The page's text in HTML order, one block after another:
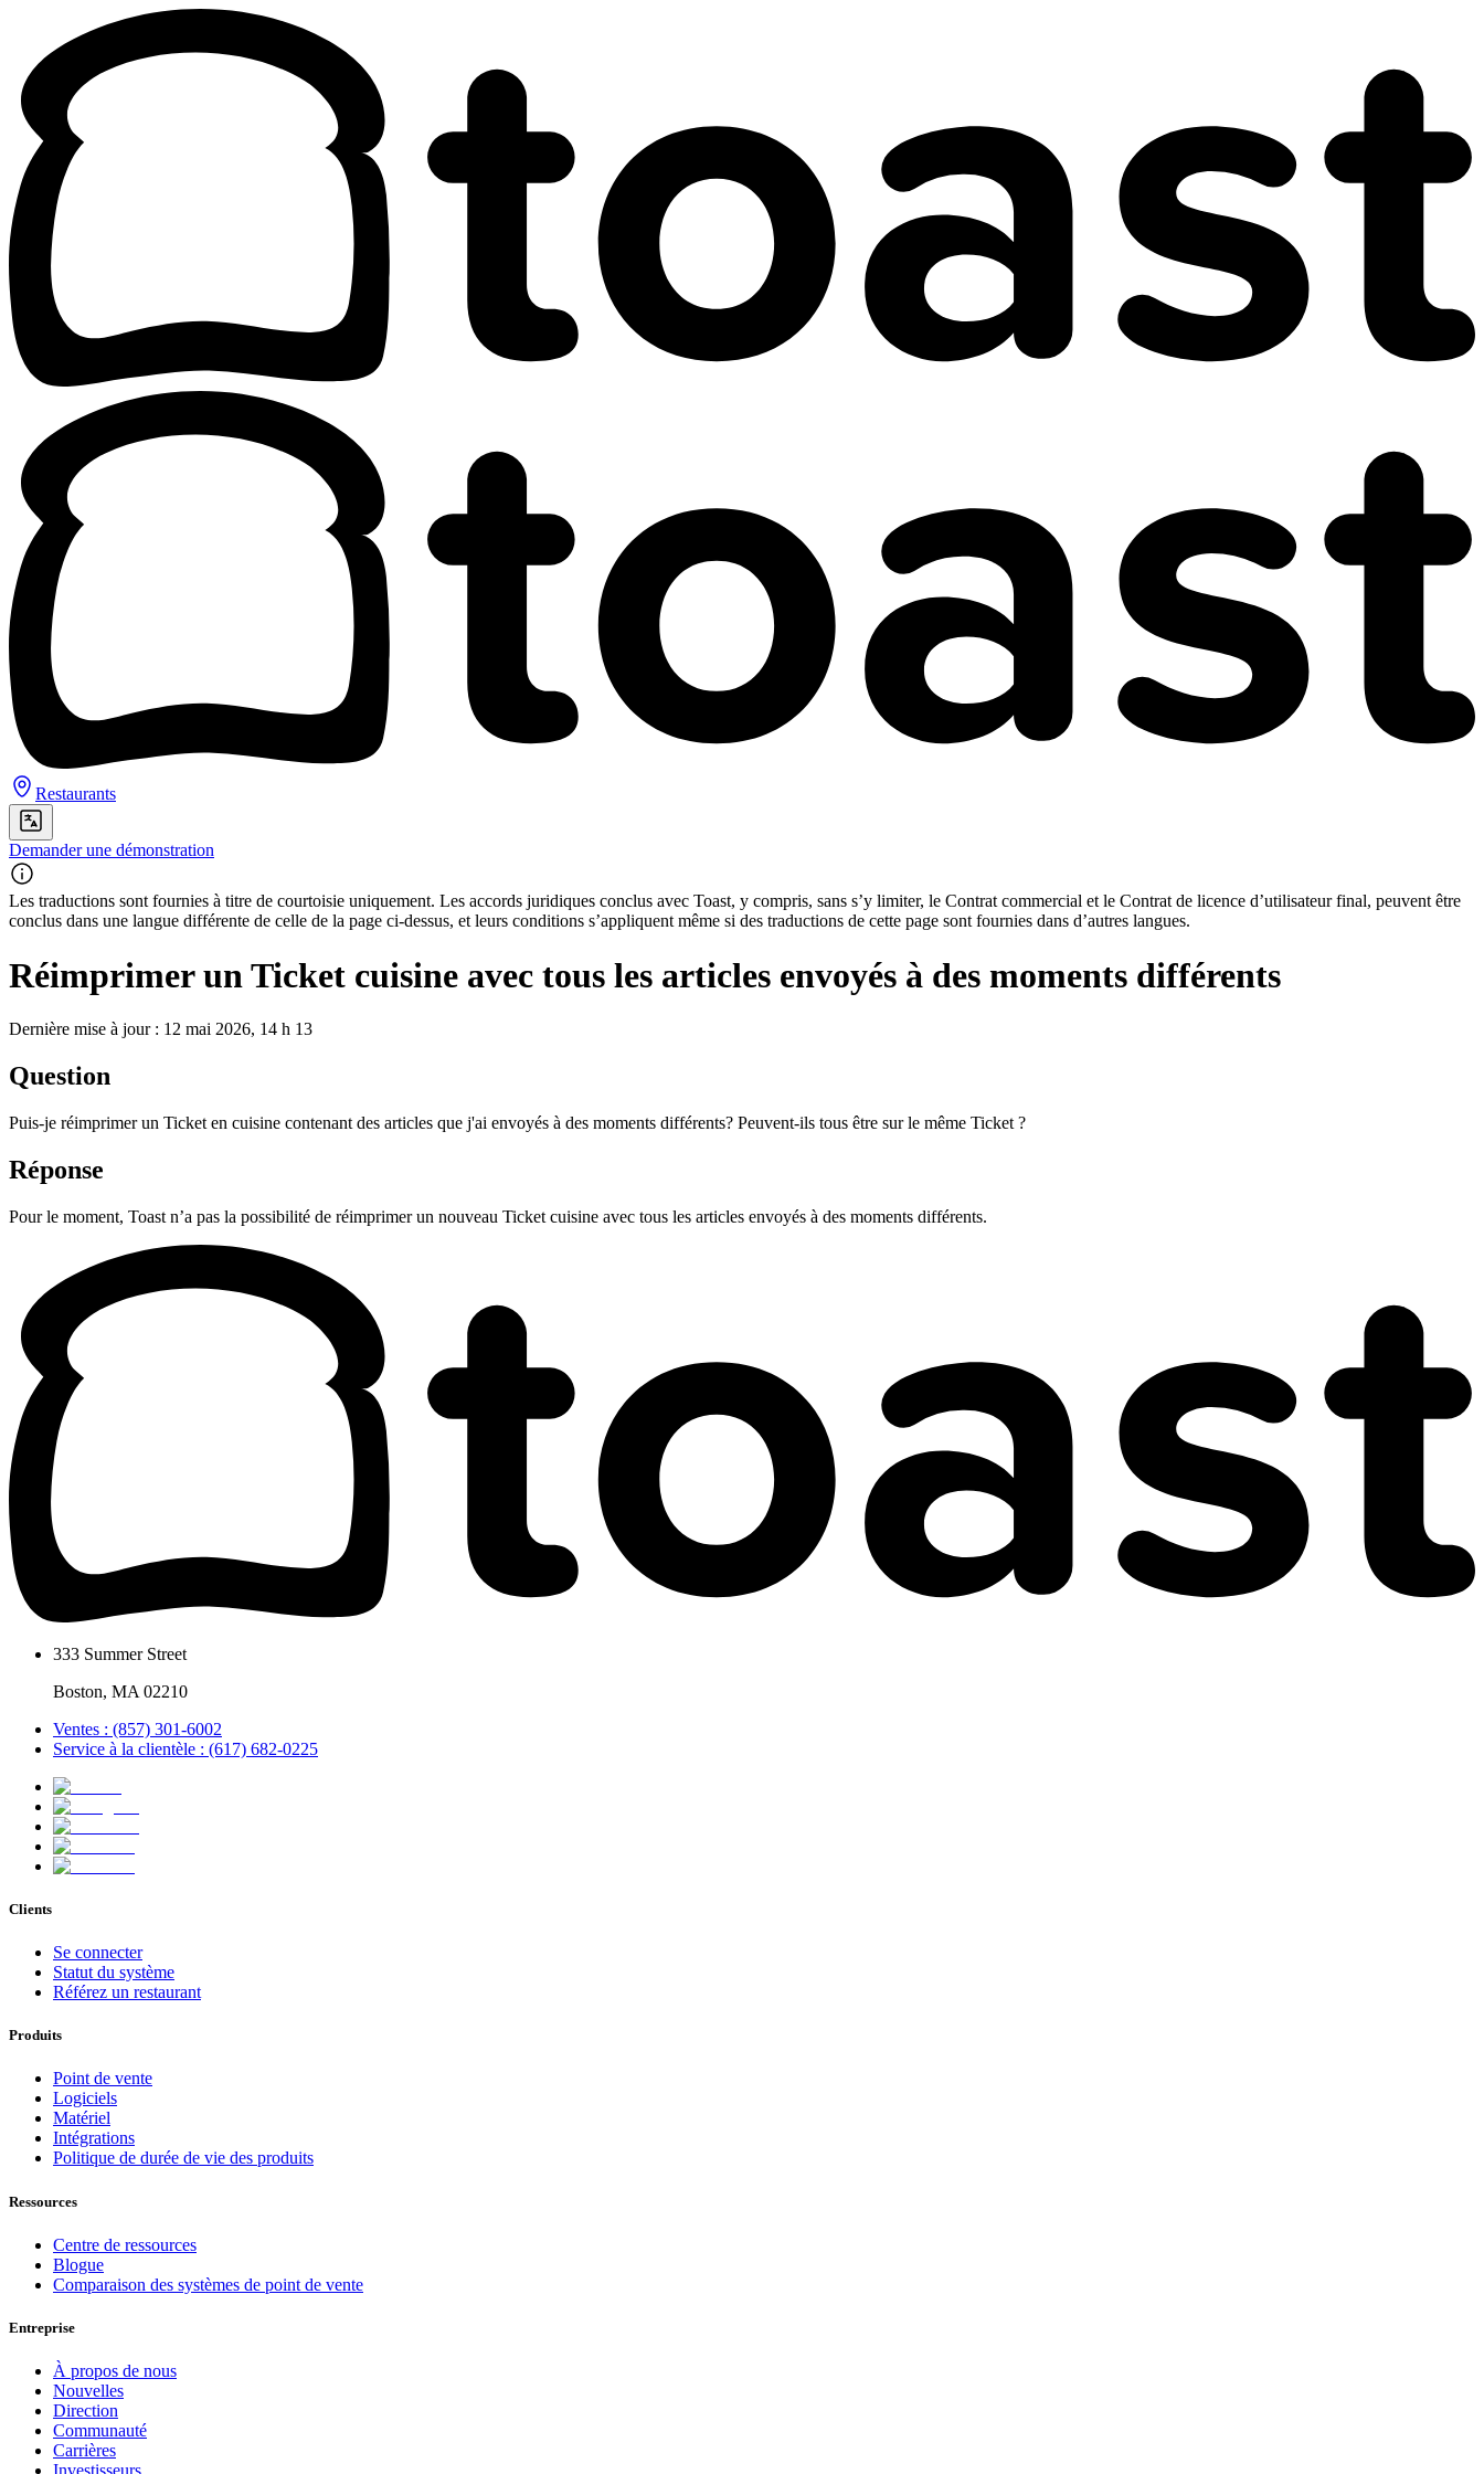
Restaurants
Demander une démonstration
Les traductions sont fournies à titre de courtoisie uniquement. Les accords juridiques conclus avec Toast, y compris, sans s’y limiter, le Contrat commercial et le Contrat de licence d’utilisateur final, peuvent être
conclus dans une langue différente de celle de la page ci-dessus, et leurs conditions s’appliquent même si des traductions de cette page sont fournies dans d’autres langues.
Réimprimer un Ticket cuisine avec tous les articles envoyés à des moments différents
Dernière mise à jour : 12 mai 2026, 14 h 13
Question
Puis-je réimprimer un Ticket en cuisine contenant des articles que j'ai envoyés à des moments différents? Peuvent-ils tous être sur le même Ticket ?
Réponse
Pour le moment, Toast n’a pas la possibilité de réimprimer un nouveau Ticket cuisine avec tous les articles envoyés à des moments différents.
333 Summer Street
Boston, MA 02210
Ventes : (857) 301-6002
Service à la clientèle : (617) 682-0225
Clients
Se connecter
Statut du système
Référez un restaurant
Produits
Point de vente
Logiciels
Matériel
Intégrations
Politique de durée de vie des produits
Ressources
Centre de ressources
Blogue
Comparaison des systèmes de point de vente
Entreprise
À propos de nous
Nouvelles
Direction
Communauté
Carrières